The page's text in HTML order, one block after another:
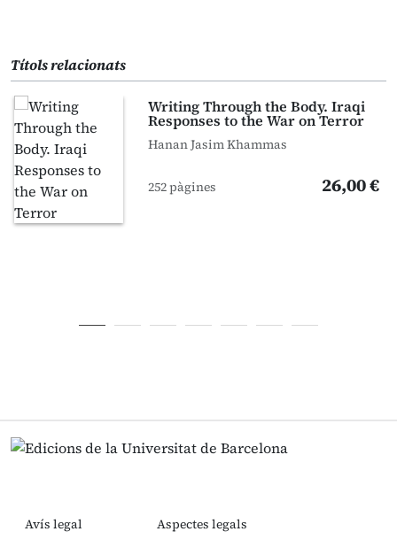
Títols relacionats
Writing Through the Body. Iraqi
Responses to the War on Terror
Hanan Jasim Khammas
252 pàgines 26,00 €
Avís legal
Aspectes legals